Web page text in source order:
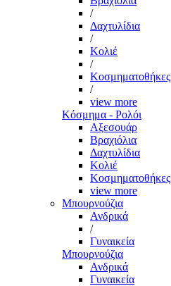
/
Δαχτυλίδια
/
Κολιέ
/
Κοσμηματοθήκες
/
view more
Κόσμημα - Ρολόι
Αξεσουάρ
Βραχιόλια
Δαχτυλίδια
Κολιέ
Κοσμηματοθήκες
view more
Μπουρνούζια
Ανδρικά
/
Γυναικεία
Μπουρνούζια
Ανδρικά
Γυναικεία